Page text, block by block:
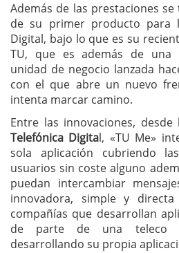
Además de las prestaciones
de su primer producto para
Digital, bajo lo que es su
TU, que es además de una
unidad de negocio lanzada
con el que abre un nuevo
intenta marcar camino.
Entre las innovaciones, desde
Telefónica Digital, «TU Me»
sola aplicación cubriendo
usuarios sin coste alguno
puedan intercambiar
innovadora, simple y
compañías que desarrollan
de parte de una teleco
desarrollando su propia